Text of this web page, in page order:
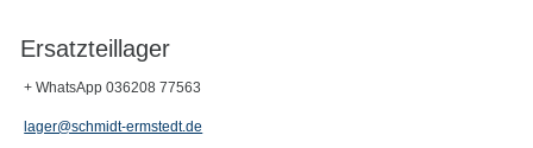
Ersatzteillager
+ WhatsApp 036208 77563
lager@schmidt-ermstedt.de